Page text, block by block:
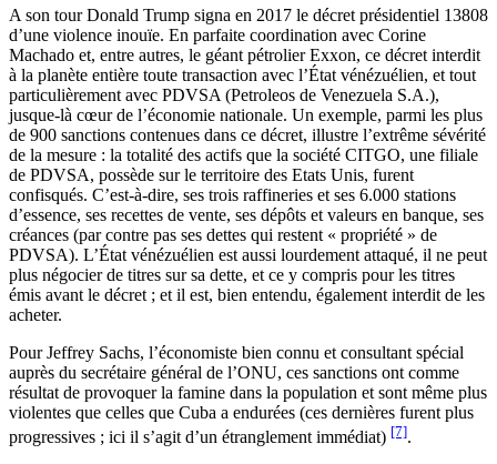
A son tour Donald Trump signa en 2017 le décret présidentiel 13808
d’une violence inouïe. En parfaite coordination avec Corine
Machado et, entre autres, le géant pétrolier Exxon, ce décret interdit
à la planète entière toute transaction avec l’État vénézuélien, et tout
particulièrement avec PDVSA (Petroleos de Venezuela S.A.),
jusque-là cœur de l’économie nationale. Un exemple, parmi les plus
de 900 sanctions contenues dans ce décret, illustre l’extrême sévérité
de la mesure : la totalité des actifs que la société CITGO, une filiale
de PDVSA, possède sur le territoire des Etats Unis, furent
confisqués. C’est-à-dire, ses trois raffineries et ses 6.000 stations
d’essence, ses recettes de vente, ses dépôts et valeurs en banque, ses
créances (par contre pas ses dettes qui restent « propriété » de
PDVSA). L’État vénézuélien est aussi lourdement attaqué, il ne peut
plus négocier de titres sur sa dette, et ce y compris pour les titres
émis avant le décret ; et il est, bien entendu, également interdit de les
acheter.
Pour Jeffrey Sachs, l’économiste bien connu et consultant spécial
auprès du secrétaire général de l’ONU, ces sanctions ont comme
résultat de provoquer la famine dans la population et sont même plus
violentes que celles que Cuba a endurées (ces dernières furent plus
progressives ; ici il s’agit d’un étranglement immédiat) [7].